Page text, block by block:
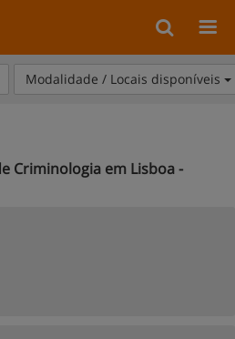
Modalidade / Locais disponíveis
Criminologia em Lisboa -